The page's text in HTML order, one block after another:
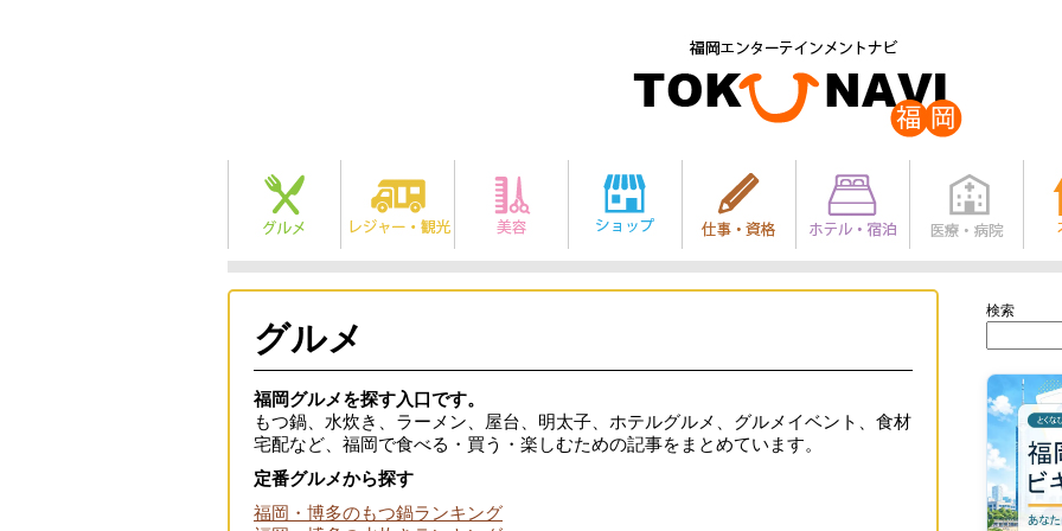
グルメ
福岡グルメを探す入口です。
もつ鍋、水炊き、ラーメン、屋台、明太子、ホテルグルメ、グルメイベント、食材
宅配など、福岡で食べる・買う・楽しむための記事をまとめています。
定番グルメから探す
福岡・博多のもつ鍋ランキング
検索